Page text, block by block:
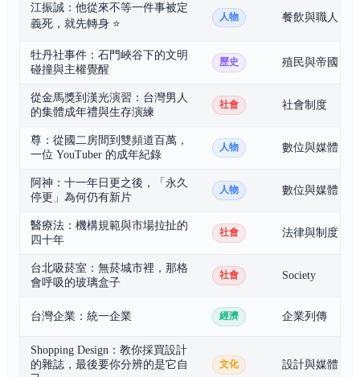
江振誠：他從來不等一件事被定
義死，就先轉身⭐
人物 餐飲與職人
牡丹社事件：石門峽谷下的文明
碰撞與主權覺醒
歷史 殖民與帝國
從金馬獎到漢光演習：台灣男人
的集體成年禮與生存演練
社會 社會制度
尊：從國二房間到雙頻道百萬，
一位 YouTuber 的成年紀錄
人物 數位與媒體
阿神：十一年日更之後，「永久
停更」為何仍有新片
人物 數位與媒體
醫療法：機構規範與市場拉扯的
四十年
社會 法律與制度
台北吸菸室：無菸城市裡，那格
會呼吸的玻璃盒子
社會 Society
台灣企業：統一企業 經濟 企業列傳
Shopping Design：教你採買設計
的雜誌，最後要你分辨的是它自
文化 設計與媒體